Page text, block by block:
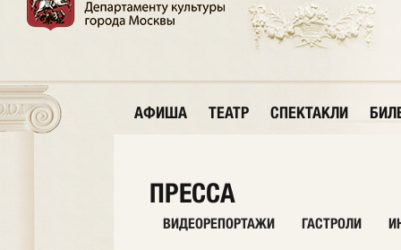
АФИША ТЕАТР СПЕКТАКЛИ
ПРЕССА
ВИДЕОРЕПОРТАЖИ ГАСТРОЛИ